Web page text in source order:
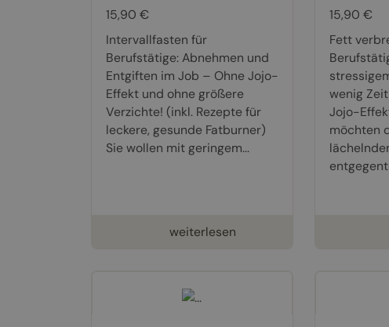
15,90 €
Intervallfasten für
Berufstätige: Abnehmen und
Entgiften im Job – Ohne Jojo-
Effekt und ohne größere
Verzichte! (inkl. Rezepte für
leckere, gesunde Fatburner)
Sie wollen mit geringem...
weiterlesen
15,90 €
Fett
wenig
Jojo-
möchten